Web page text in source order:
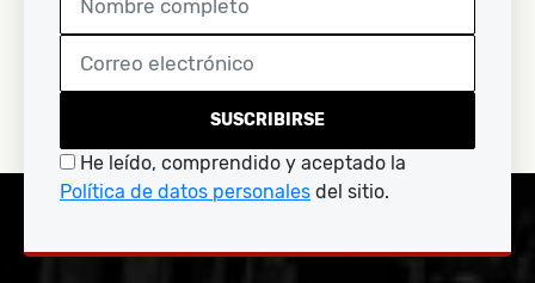
SUSCRIBIRSE
He leído, comprendido y aceptado la
Política de datos personales del sitio.